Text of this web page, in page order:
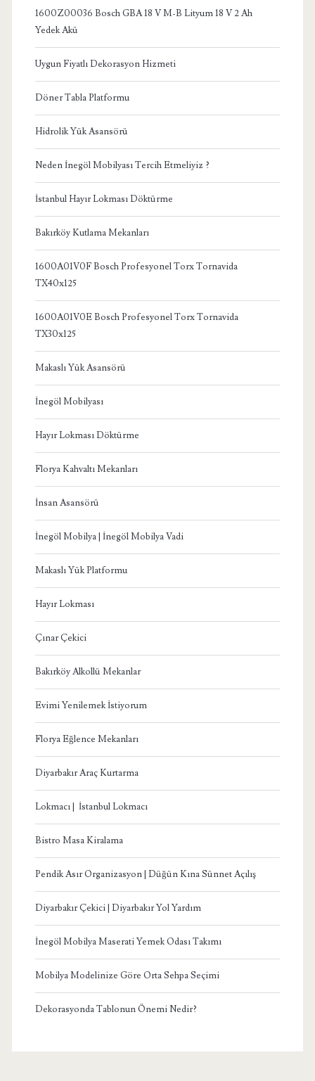
1600Z00036 Bosch GBA 18 V M-B Lityum 18 V 2 Ah
Yedek Akü
Uygun Fiyatlı Dekorasyon Hizmeti
Döner Tabla Platformu
Hidrolik Yük Asansörü
Neden İnegöl Mobilyası Tercih Etmeliyiz ?
İstanbul Hayır Lokması Döktürme
Bakırköy Kutlama Mekanları
1600A01V0F Bosch Profesyonel Torx Tornavida
TX40x125
1600A01V0E Bosch Profesyonel Torx Tornavida
TX30x125
Makaslı Yük Asansörü
İnegöl Mobilyası
Hayır Lokması Döktürme
Florya Kahvaltı Mekanları
İnsan Asansörü
İnegöl Mobilya | İnegöl Mobilya Vadi
Makaslı Yük Platformu
Hayır Lokması
Çınar Çekici
Bakırköy Alkollü Mekanlar
Evimi Yenilemek İstiyorum
Florya Eğlence Mekanları
Diyarbakır Araç Kurtarma
Lokmacı | İstanbul Lokmacı
Bistro Masa Kiralama
Pendik Asır Organizasyon | Düğün Kına Sünnet Açılış
Diyarbakır Çekici | Diyarbakır Yol Yardım
İnegöl Mobilya Maserati Yemek Odası Takımı
Mobilya Modelinize Göre Orta Sehpa Seçimi
Dekorasyonda Tablonun Önemi Nedir?